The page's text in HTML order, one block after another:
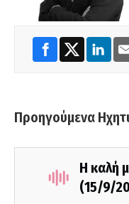
Προηγούμενα
Η καλή
(15/9/